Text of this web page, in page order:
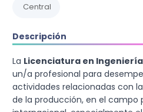
Central
Descripción
La Licenciatura en
un/a profesional para
actividades relacionadas con
de la producción, en el campo